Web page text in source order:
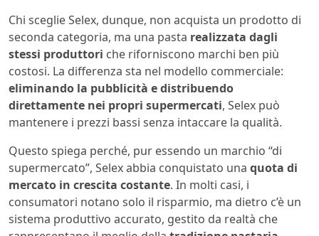
Chi sceglie Selex, dunque, non acquista un prodotto di
seconda categoria, ma una pasta realizzata dagli
stessi produttori che riforniscono marchi ben più
costosi. La differenza sta nel modello commerciale:
eliminando la pubblicità e distribuendo
direttamente nei propri supermercati, Selex può
mantenere i prezzi bassi senza intaccare la qualità.
Questo spiega perché, pur essendo un marchio “di
supermercato”, Selex abbia conquistato una quota di
mercato in crescita costante. In molti casi, i
consumatori notano solo il risparmio, ma dietro c’è un
sistema produttivo accurato, gestito da realtà che